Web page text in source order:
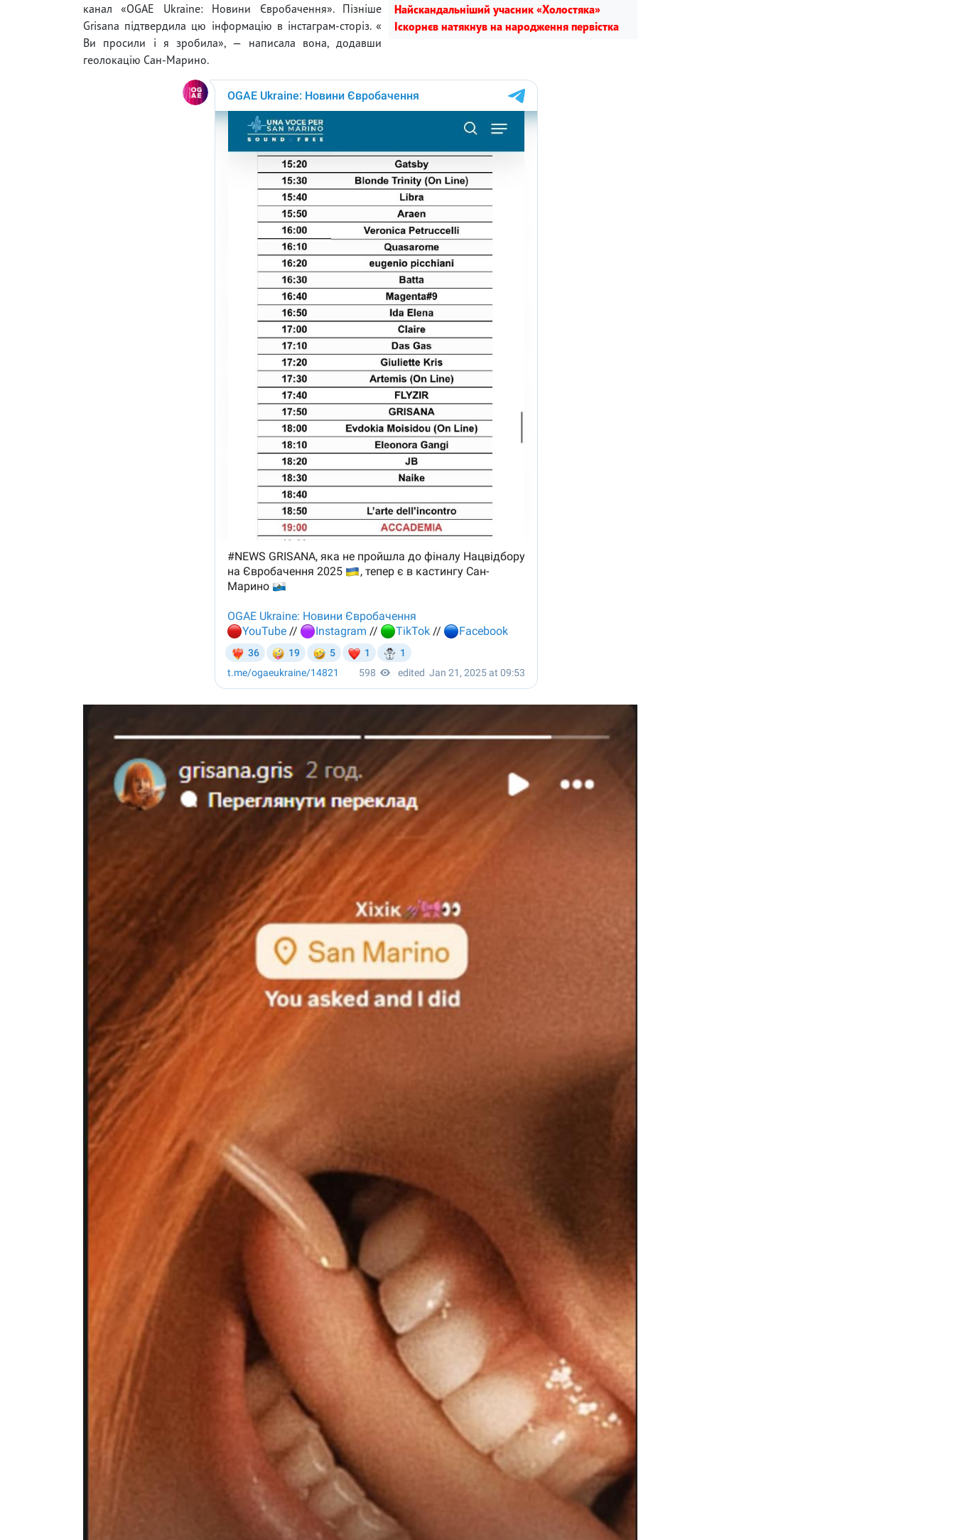
Найскандальніший учасник «Холостяка»
Іскорнєв натякнув на народження первістка
канал «OGAE Ukraine: Новини Євробачення». Пізніше
Grisana підтвердила цю інформацію в інстаграм-сторіз. «
Ви просили і я зробила», — написала вона, додавши
геолокацію Сан-Марино.